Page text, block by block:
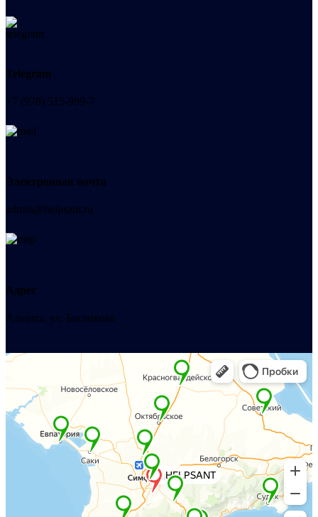
Telegram
+7 (978) 515-999-7
Электронная почта
admin@helpsant.ru
Адрес
Алушта, ул. Багликова